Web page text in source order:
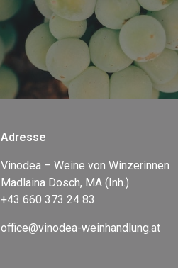
Adresse
Vinodea – Weine von Winzerinnen
Madlaina Dosch, MA (Inh.)
+43 660 373 24 83
office@vinodea-weinhandlung.at